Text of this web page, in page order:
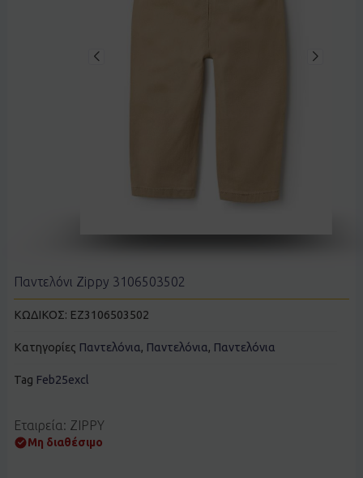
Παντελόνι Zippy 3106503502
ΚΩΔΙΚΟΣ: EZ3106503502
Κατηγορίες Παντελόνια, Παντελόνια, Παντελόνια
Tag Feb25excl
Εταιρεία: ZIPPY
Μη διαθέσιμο